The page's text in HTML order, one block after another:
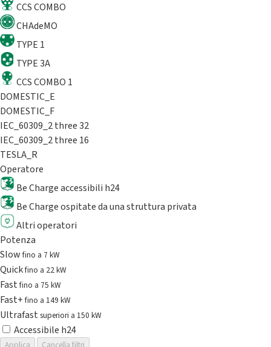
CCS COMBO
CHAdeMO
TYPE 1
TYPE 3A
CCS COMBO 1
DOMESTIC_E
DOMESTIC_F
IEC_60309_2 three 32
IEC_60309_2 three 16
TESLA_R
Operatore
Be Charge accessibili h24
Be Charge ospitate da una struttura privata
Altri operatori
Potenza
Slowfino a 7 kW
Quickfino a 22 kW
Fastfino a 75 kW
Fast+fino a 149 kW
Ultrafast superiori a 150 kW
Accessibile h24